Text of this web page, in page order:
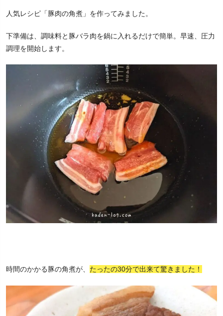
人気レシピ「豚肉の角煮」を作ってみました。
下準備は、調味料と豚バラ肉を鍋に入れるだけで簡単。早速、圧力
調理を開始します。
時間のかかる豚の角煮が、 たったの30分で出来て驚きました！